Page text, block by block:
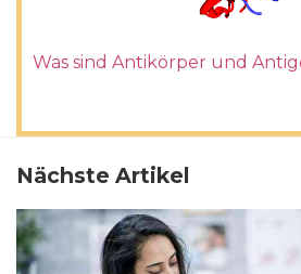
Was sind Antikörper und
Nächste Artikel